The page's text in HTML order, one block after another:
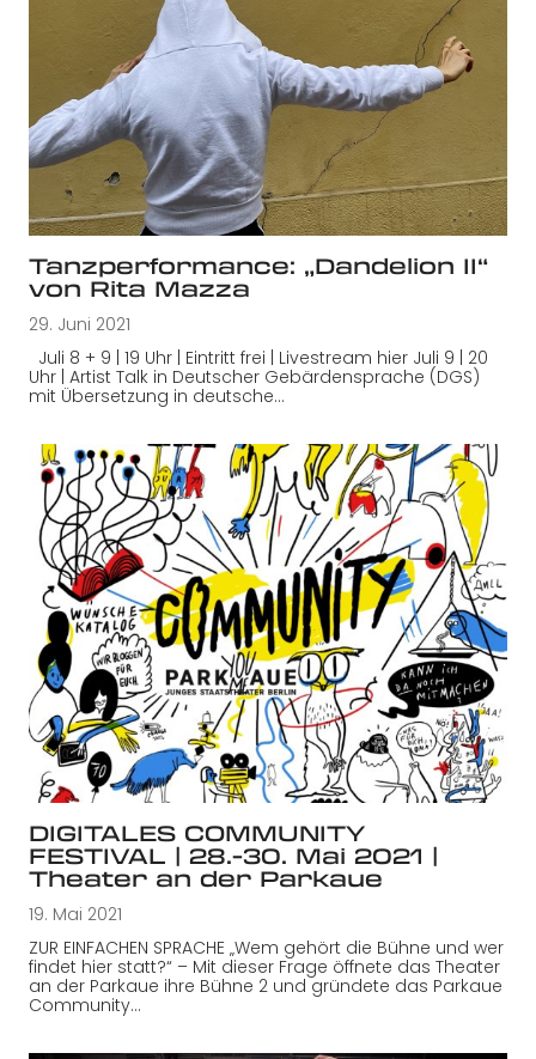
Tanzperformance: „Dandelion II“
von Rita Mazza
29. Juni 2021
Juli 8 + 9 | 19 Uhr | Eintritt frei | Livestream hier Juli 9 | 20
Uhr | Artist Talk in Deutscher Gebärdensprache (DGS)
mit Übersetzung in deutsche…
DIGITALES COMMUNITY
FESTIVAL | 28.-30. Mai 2021 |
Theater an der Parkaue
19. Mai 2021
ZUR EINFACHEN SPRACHE „Wem gehört die Bühne und wer
findet hier statt?“ – Mit dieser Frage öffnete das Theater
an der Parkaue ihre Bühne 2 und gründete das Parkaue
Community…